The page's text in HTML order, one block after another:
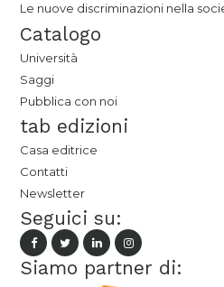
Le nuove discriminazioni nella
Catalogo
Università
Saggi
Pubblica con noi
tab edizioni
Casa editrice
Contatti
Newsletter
Seguici su:
Siamo partner di: